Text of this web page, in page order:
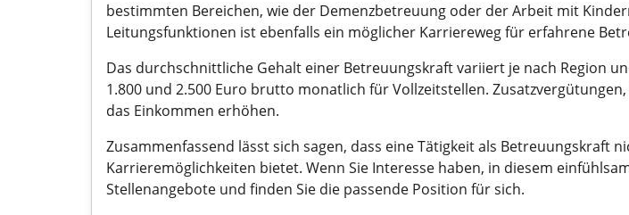
bestimmten Bereichen, wie der Demenzbetreuung oder der Arbeit mit
Leitungsfunktionen ist ebenfalls ein möglicher Karriereweg für erfahrene
Das durchschnittliche Gehalt einer Betreuungskraft variiert je nach Region
1.800 und 2.500 Euro brutto monatlich für Vollzeitstellen.
das Einkommen erhöhen.
Zusammenfassend lässt sich sagen, dass eine Tätigkeit als Betreuungskraft
Karrieremöglichkeiten bietet. Wenn Sie Interesse haben, in diesem
Stellenangebote und finden Sie die passende Position für sich.